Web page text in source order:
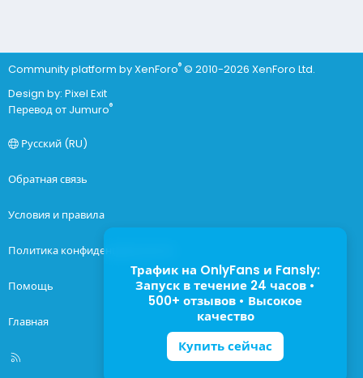
Community platform by XenForo® © 2010-2026 XenForo Ltd.
Design by: Pixel Exit
Перевод от Jumuro®
Русский (RU)
Обратная связь
Условия и правила
Политика конфиденциальности
Помощь
Главная
R
Трафик на OnlyFans и Fansly:
Запуск в течение 24 часов •
500+ отзывов • Высокое
качество
Купить сейчас